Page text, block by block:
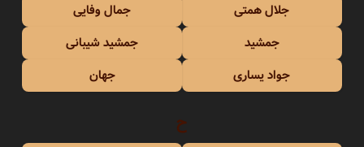
جلال همتی
جمال وفایی
جمشید
جمشید شیبانی
جواد یساری
جهان
ح